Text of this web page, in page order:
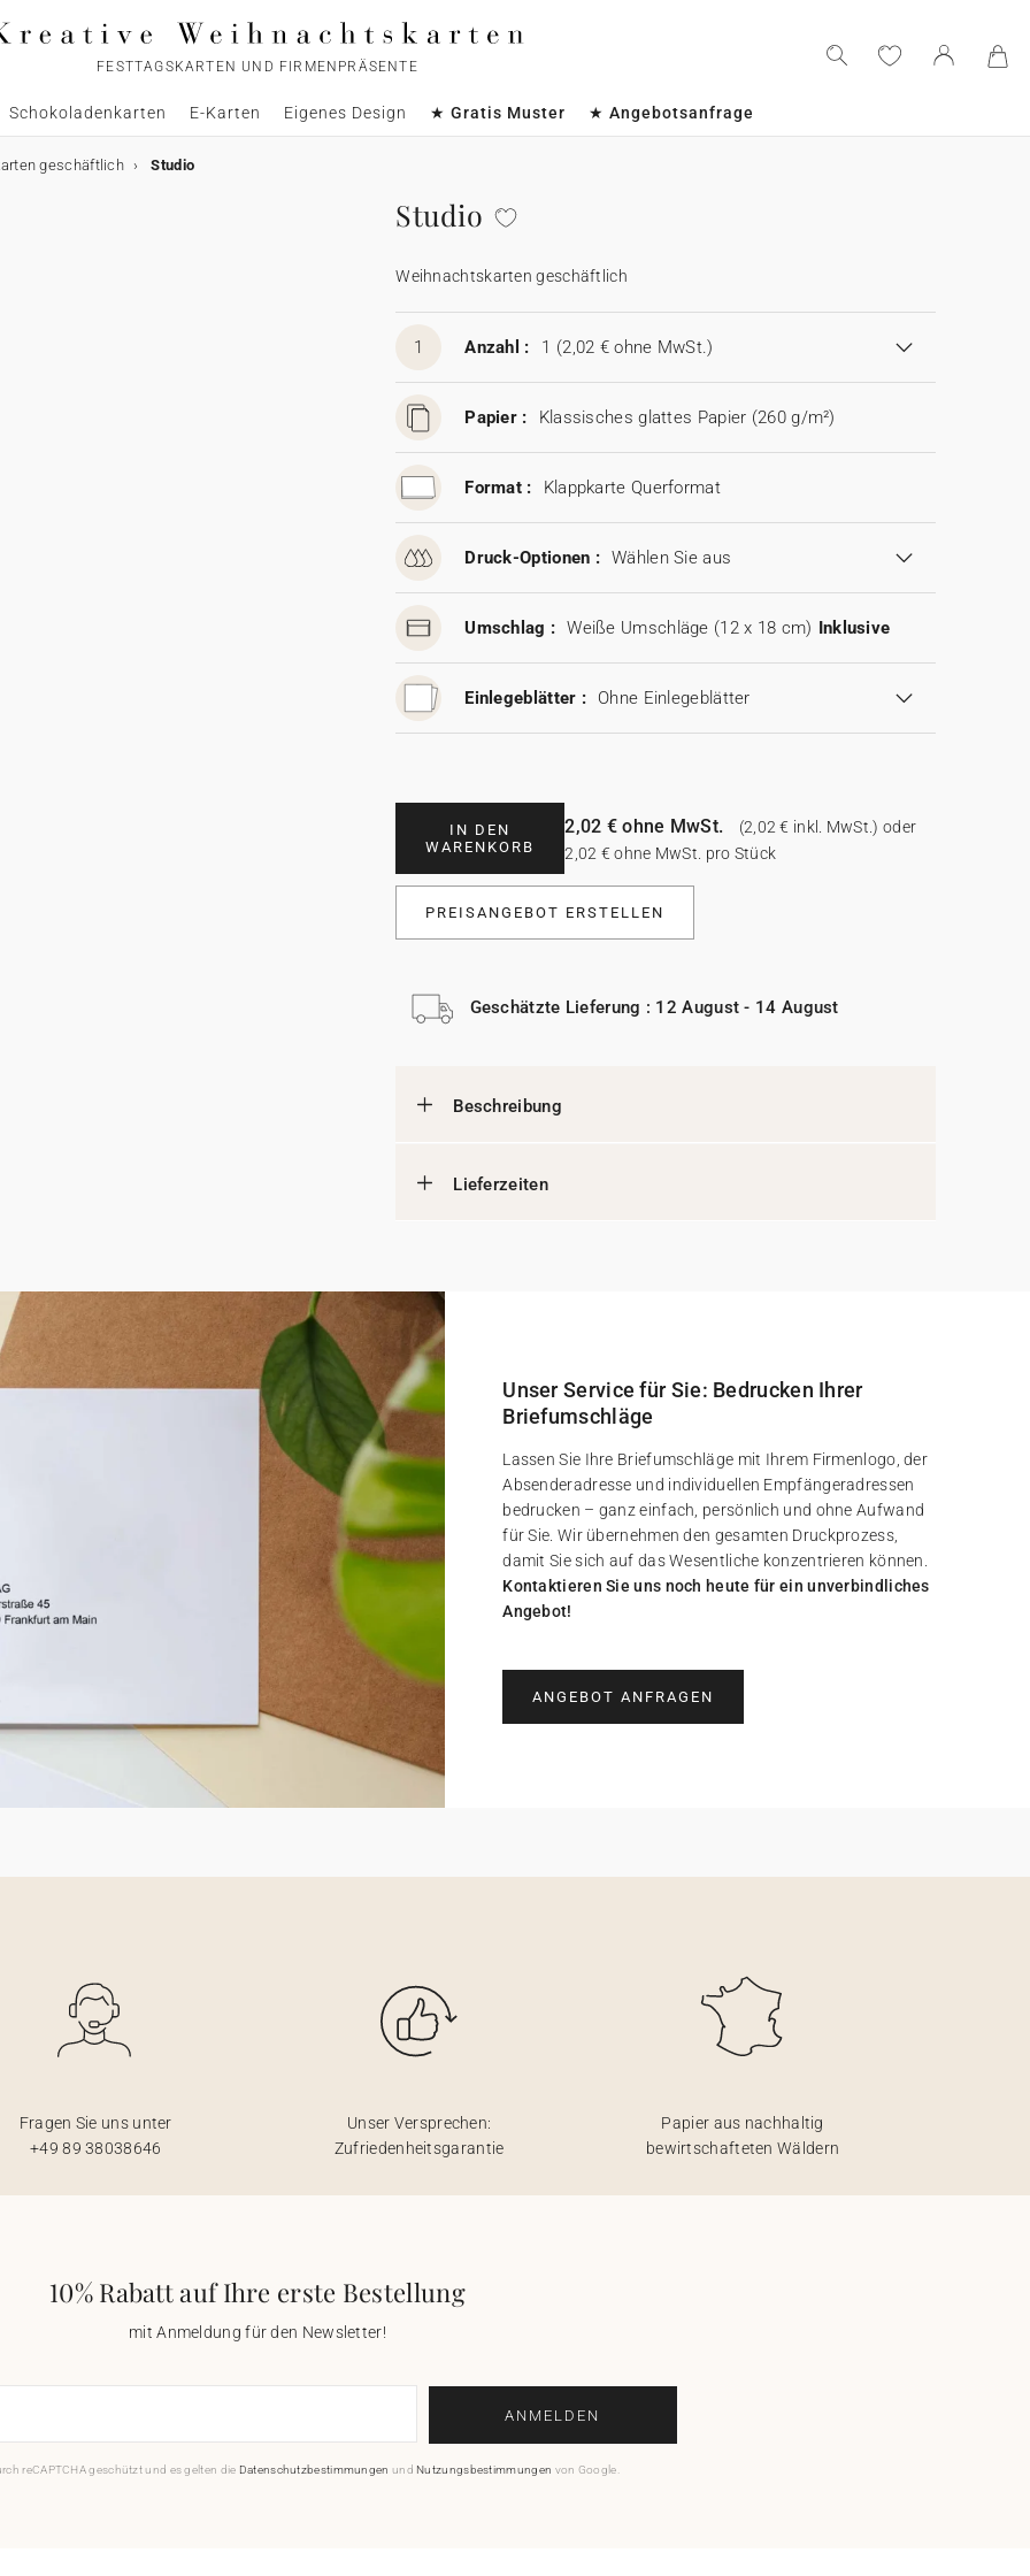
FESTTAGSKARTEN UND FIRMENPRÄSENTE
Schokoladenkarten E-Karten Eigenes Design ★ Gratis Muster ★ Angebotsanfrage
geschäftlich Studio
Studio
Weihnachtskarten geschäftlich
1 Anzahl : 1 (2,02 € ohne MwSt.)
Papier : Klassisches glattes Papier (260 g/m²)
Format : Klappkarte Querformat
Druck-Optionen : Wählen Sie aus
Umschlag : Weiße Umschläge (12 x 18 cm) Inklusive
Einlegeblätter : Ohne Einlegeblätter
IN DEN
WARENKORB
2,02 € ohne MwSt.
(2,02 € inkl. MwSt.) oder
2,02 € ohne MwSt. pro Stück
PREISANGEBOT ERSTELLEN
Geschätzte Lieferung : 12 August - 14 August
Beschreibung
Lieferzeiten
Unser Service für Sie: Bedrucken Ihrer
Briefumschläge
Lassen Sie Ihre Briefumschläge mit Ihrem Firmenlogo, der
Absenderadresse und individuellen Empfängeradressen
bedrucken – ganz einfach, persönlich und ohne Aufwand
für Sie. Wir übernehmen den gesamten Druckprozess,
damit Sie sich auf das Wesentliche konzentrieren können.
Kontaktieren Sie uns noch heute für ein unverbindliches
Angebot!
ANGEBOT ANFRAGEN
Fragen Sie uns unter
+49 89 38038646
Unser Versprechen:
Zufriedenheitsgarantie
Papier aus nachhaltig
bewirtschafteten Wäldern
10% Rabatt auf Ihre erste Bestellung
mit Anmeldung für den Newsletter!
ANMELDEN
reCAPTCHA geschützt und es gelten die Datenschutzbestimmungen und Nutzungsbestimmungen von Google.